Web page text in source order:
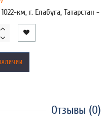
км, г. Елабуга, Татарстан -
Отзывы (0)